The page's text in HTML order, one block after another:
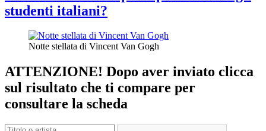
studenti italiani?
Notte stellata di Vincent Van Gogh
ATTENZIONE! Dopo aver inviato clicca
sul risultato che ti compare per
consultare la scheda